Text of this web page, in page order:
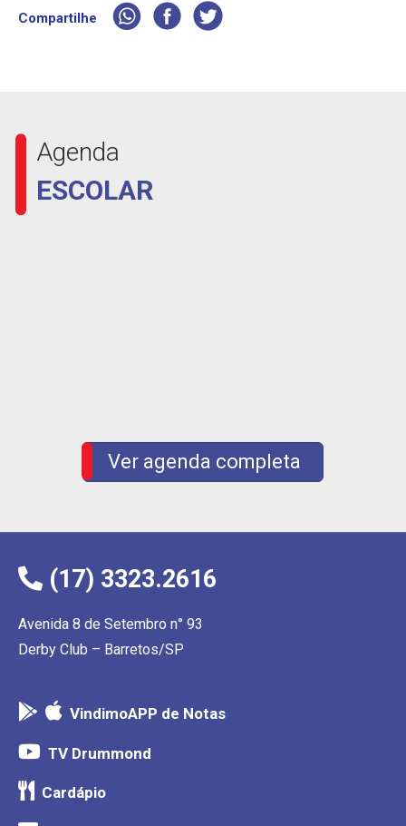
Compartilhe
Agenda
ESCOLAR
Ver agenda completa
(17) 3323.2616
Avenida 8 de Setembro n° 93
Derby Club – Barretos/SP
VindimoAPP de Notas
TV Drummond
Cardápio